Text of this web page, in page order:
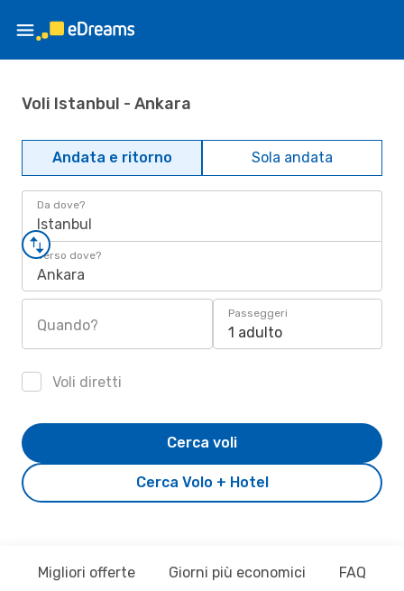
Voli Istanbul - Ankara
Andata e ritorno Sola andata
Da dove?
Istanbul
Verso dove?
Ankara
Quando?
Passeggeri
1 adulto
Voli diretti
Cerca Volo + Hotel
Cerca voli
Migliori offerte Giorni più economici FAQ